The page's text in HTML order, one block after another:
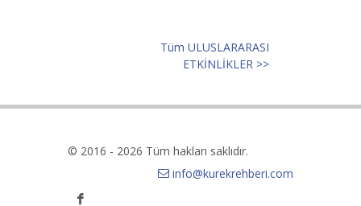
Tüm ULUSLARARASI
ETKİNLİKLER >>
© 2016 - 2026 Tüm hakları saklıdır.
info@kurekrehberi.com